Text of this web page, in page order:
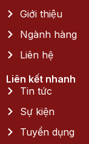
Giới thiệu
Ngành hàng
Liên hệ
Liên kết nhanh
Tin tức
Sự kiện
Tuyển dụng